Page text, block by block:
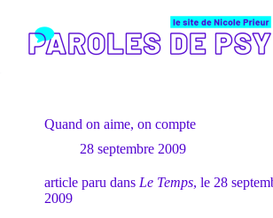
contenu
Quand on aime, on compte
28 septembre 2009
article paru dans Le Temps, le 28
2009